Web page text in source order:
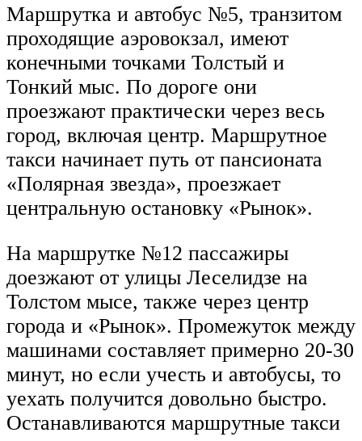
Маршрутка и автобус №5, транзитом
проходящие аэровокзал, имеют
конечными точками Толстый и
Тонкий мыс. По дороге они
проезжают практически через весь
город, включая центр. Маршрутное
такси начинает путь от пансионата
«Полярная звезда», проезжает
центральную остановку «Рынок».
На маршрутке №12 пассажиры
доезжают от улицы Леселидзе на
Толстом мысе, также через центр
города и «Рынок». Промежуток между
машинами составляет примерно 20-30
минут, но если учесть и автобусы, то
уехать получится довольно быстро.
Останавливаются маршрутные такси